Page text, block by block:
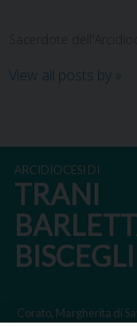
View all posts by »
ARCIDIOCESI DI
TRANI
Corato, Margherita di